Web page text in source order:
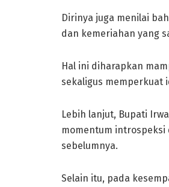
Dirinya juga menilai
dan kemeriahan yang
Hal ini diharapkan
sekaligus memperkuat
Lebih lanjut, Bupati
momentum
sebelumnya.
Selain itu, pada